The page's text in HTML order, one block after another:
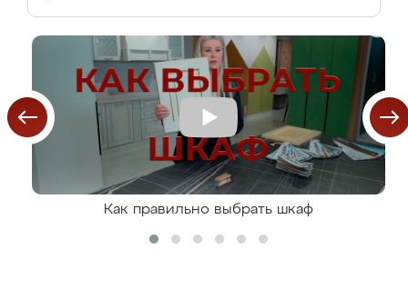
Как правильно выбрать шкаф